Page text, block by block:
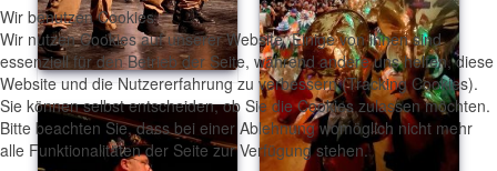
Wir benutzen Cookies
Wir nutzen Cookies auf unserer Website. Einige von ihnen sind
essenziell für den Betrieb der Seite, während andere uns helfen, diese
Website und die Nutzererfahrung zu verbessern (Tracking Cookies).
Sie können selbst entscheiden, ob Sie die Cookies zulassen möchten.
Bitte beachten Sie, dass bei einer Ablehnung womöglich nicht mehr
alle Funktionalitäten der Seite zur Verfügung stehen.